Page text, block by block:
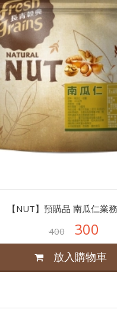
【NUT】預購品 南瓜仁業
400
300
放入購物車